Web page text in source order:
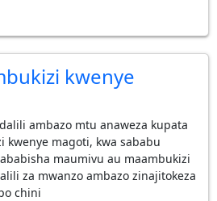
kwenye
ambazo mtu anaweza kupata
kwenye magoti, kwa sababu
maumivu au maambukizi
za mwanzo ambazo zinajitokeza
chini